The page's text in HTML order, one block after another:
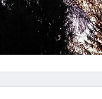
Investitori
lo scoppio